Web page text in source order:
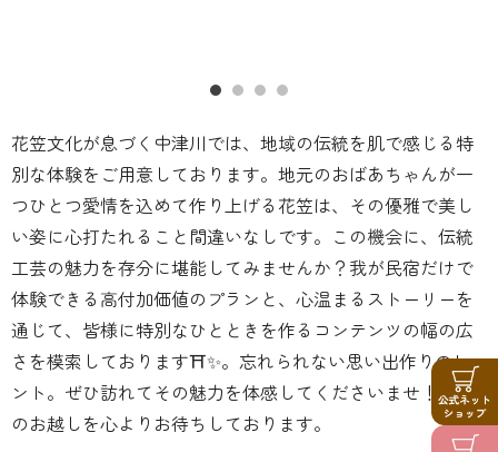
花笠文化が息づく中津川では、地域の伝統を肌で感じる特
別な体験をご用意しております。地元のおばあちゃんが一
つひとつ愛情を込めて作り上げる花笠は、その優雅で美し
い姿に心打たれること間違いなしです。この機会に、伝統
工芸の魅力を存分に堪能してみませんか？我が民宿だけで
体験できる高付加価値のプランと、心温まるストーリーを
通じて、皆様に特別なひとときを作るコンテンツの幅の広
さを模索しております⛩️✨。忘れられない思い出作りのヒ
ント。ぜひ訪れてその魅力を体感してくださいませ！皆様
のお越しを心よりお待ちしております。